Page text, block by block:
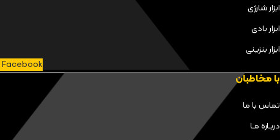
ابزار شارژی
ابزار بادی
ابزار بنزینی
Facebook
با مخاطبان
تماس با ما
دربـاره مـا